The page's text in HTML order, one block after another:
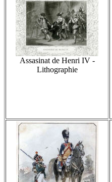
Assasinat de Henri IV -
Lithographie